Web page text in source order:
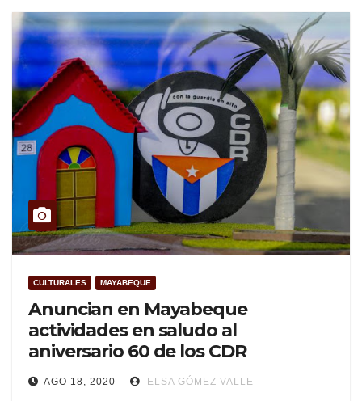
CULTURALES MAYABEQUE
Anuncian en Mayabeque
actividades en saludo al
aniversario 60 de los CDR
AGO 18, 2020 ELSA GÓMEZ VALLE